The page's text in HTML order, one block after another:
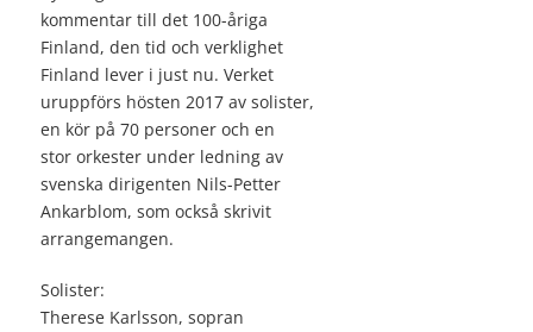
kommentar till det 100-åriga
Finland, den tid och verklighet
Finland lever i just nu. Verket
uruppförs hösten 2017 av solister,
en kör på 70 personer och en
stor orkester under ledning av
svenska dirigenten Nils-Petter
Ankarblom, som också skrivit
arrangemangen.
Solister:
Therese Karlsson, sopran